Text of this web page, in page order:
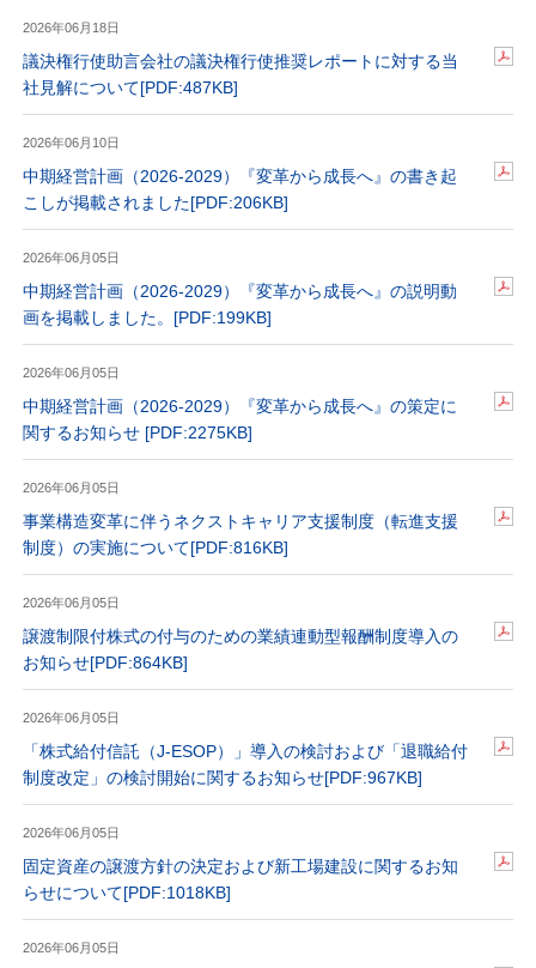
2026年06月18日
議決権行使助言会社の議決権行使推奨レポートに対する当
社見解について[PDF:487KB]
2026年06月10日
中期経営計画（2026-2029）『変革から成長へ』の書き起
こしが掲載されました[PDF:206KB]
2026年06月05日
中期経営計画（2026-2029）『変革から成長へ』の説明動
画を掲載しました。 [PDF:199KB]
2026年06月05日
中期経営計画（2026-2029）『変革から成⾧へ』の策定に
関するお知らせ [PDF:2275KB]
2026年06月05日
事業構造変革に伴うネクストキャリア支援制度（転進支援
制度）の実施について[PDF:816KB]
2026年06月05日
譲渡制限付株式の付与のための業績連動型報酬制度導入の
お知らせ[PDF:864KB]
2026年06月05日
「株式給付信託（J-ESOP）」導入の検討および「退職給付
制度改定」の検討開始に関するお知らせ[PDF:967KB]
2026年06月05日
固定資産の譲渡方針の決定および新工場建設に関するお知
らせについて[PDF:1018KB]
2026年06月05日